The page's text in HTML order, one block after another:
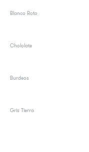
Blanco Roto
Chololate
Burdeos
Gris Tierra